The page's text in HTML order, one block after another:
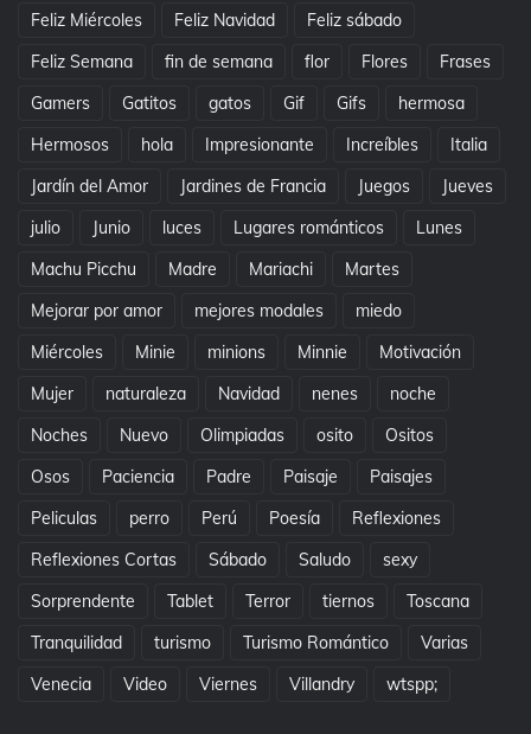
Feliz Miércoles
Feliz Navidad
Feliz sábado
Feliz Semana
fin de semana flor Flores
Frases
Gamers
Gatitos gatos Gif Gifs
hermosa
Hermosos
hola Impresionante Increíbles
Italia
Jardín del Amor
Jardines de Francia Juegos
Jueves
julio
Junio luces Lugares románticos
Lunes
Machu Picchu
Madre Mariachi
Martes
Mejorar por amor
mejores modales
miedo
Miércoles
Minie minions Minnie
Motivación
Mujer
naturaleza Navidad nenes
noche
Noches
Nuevo Olimpiadas osito
Ositos
Osos
Paciencia Padre Paisaje
Paisajes
Peliculas
perro Perú Poesía
Reflexiones
Reflexiones Cortas
Sábado Saludo
sexy
Sorprendente
Tablet Terror tiernos
Toscana
Tranquilidad
turismo Turismo Romántico
Varias
Venecia
Video Viernes Villandry wtspp;